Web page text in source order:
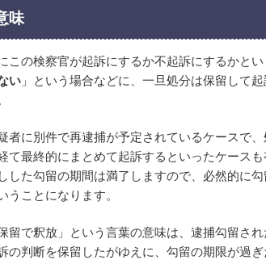
味
この検察官が起訴にするか不起訴にするかとい
い 」という場合などに、一旦処分は保留して
者に別件で再逮捕が予定されているケースで
て最終的にまとめて起訴するといったケース
した勾留の期間は満了しますので、必然的に
うことになります。
留で釈放」という言葉の意味は、逮捕勾留さ
の判断を保留したがゆえに、勾留の期限が過ぎ